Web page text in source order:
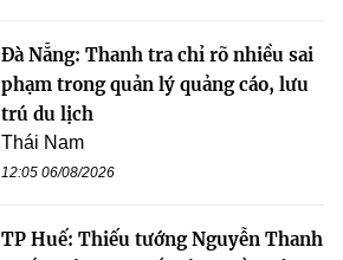
Đà Nẵng: Thanh tra chỉ rõ nhiều sai
phạm trong quản lý quảng cáo, lưu
trú du lịch
Thái Nam
12:05 06/08/2026
TP Huế: Thiếu tướng Nguyễn Thanh